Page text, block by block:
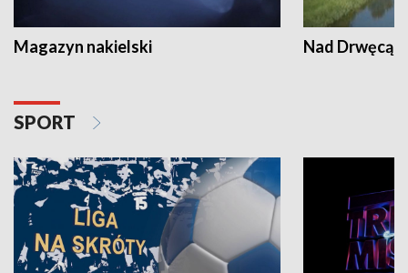
Magazyn nakielski Nad Drwęcą
SPORT